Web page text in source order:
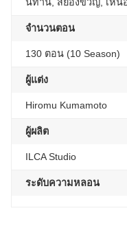
นิทาน, สยองขวัญ, เหนื
จำนวนตอน
130 ตอน (10 Season)
ผู้แต่ง
Hiromu Kumamoto
ผู้ผลิต
ILCA Studio
ระดับความหลอน